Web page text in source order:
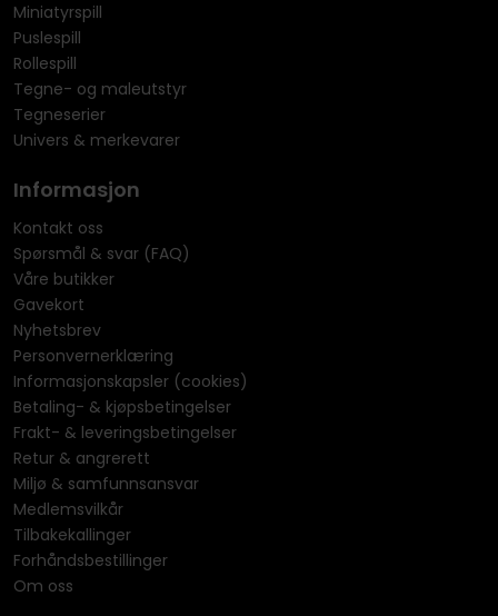
Miniatyrspill
Puslespill
Rollespill
Tegne- og maleutstyr
Tegneserier
Univers & merkevarer
Informasjon
Kontakt oss
Spørsmål & svar (FAQ)
Våre butikker
Gavekort
Nyhetsbrev
Personvernerklæring
Informasjonskapsler (cookies)
Betaling- & kjøpsbetingelser
Frakt- & leveringsbetingelser
Retur & angrerett
Miljø & samfunnsansvar
Medlemsvilkår
Tilbakekallinger
Forhåndsbestillinger
Om oss